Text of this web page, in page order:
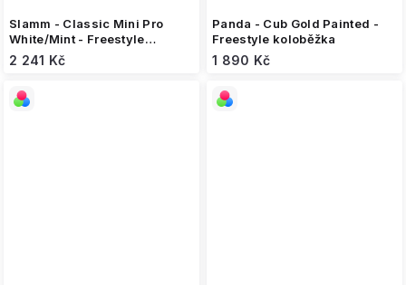
Slamm - Classic Mini Pro
White/Mint - Freestyle
koloběžka
2 241 Kč
Panda - Cub Gold Painted -
Freestyle koloběžka
1 890 Kč